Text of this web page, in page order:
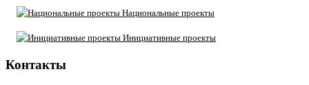
Национальные проекты
Инициативные проекты
Контакты